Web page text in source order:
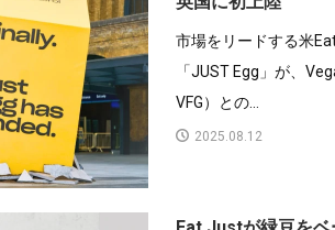
市場をリードする米
「JUST Egg」が、
VFG）との...
2025.08.12